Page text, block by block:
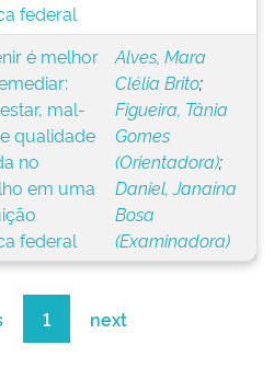
federal
é melhor
mal-
qualidade
no
em uma
federal
Alves, Mara
Clélia Brito;
Figueira, Tânia
Gomes
(Orientadora);
Daniel, Janaína
Bosa
(Examinadora)
1 next